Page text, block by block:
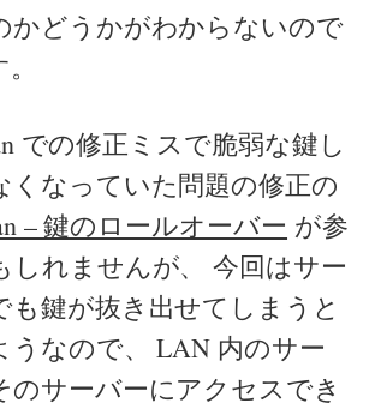
かどうかがわからないので
での修正ミスで脆弱な鍵し
くなっていた問題の修正の
– 鍵のロールオーバー が参
しれませんが、 今回はサー
も鍵が抜き出せてしまうと
うなので、 LAN 内のサー
のサーバーにアクセスでき